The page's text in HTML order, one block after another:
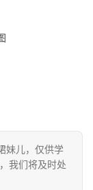
妹儿，仅供学
我们将及时处